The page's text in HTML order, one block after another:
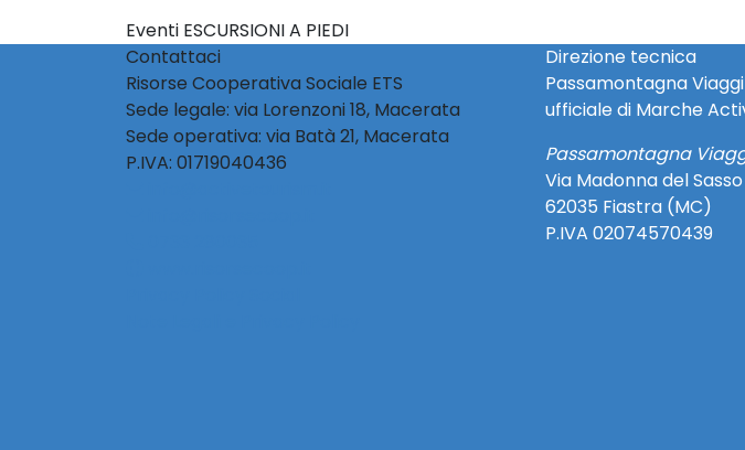
Eventi ESCURSIONI A PIEDI
Contattaci
Risorse Cooperativa Sociale ETS
Sede legale: via Lorenzoni 18, Macerata
Sede operativa: via Batà 21, Macerata
P.IVA: 01719040436
Direzione tecnica
Passamontagna
ufficiale di Marche
Passamontagna
Via Madonna del
62035 Fiastra (MC)
P.IVA 02074570439